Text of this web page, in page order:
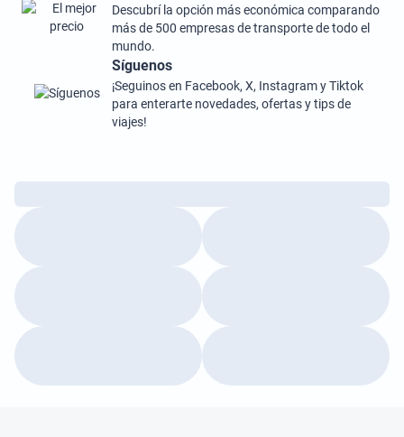
Descubrí la opción más económica comparando
más de 500 empresas de transporte de todo el
mundo.
Síguenos
¡Seguinos en Facebook, X, Instagram y Tiktok
para enterarte novedades, ofertas y tips de
viajes!